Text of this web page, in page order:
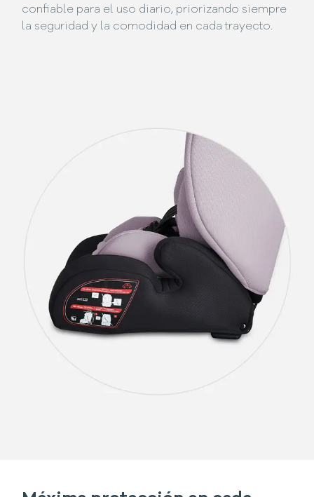
confiable para el uso diario, priorizando siempre
la seguridad y la comodidad en cada trayecto.